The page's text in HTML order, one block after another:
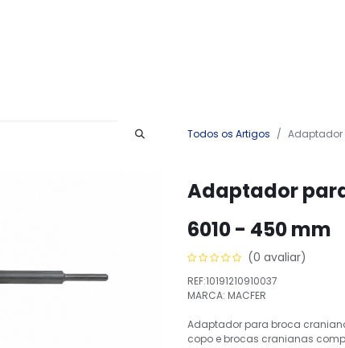
Todos os Artigos Adaptador
Adaptador
6010 - 450 mm
(0 avaliar)
REF:10191210910037
MARCA: MACFER
Adaptador para broca
copo e brocas cranianas